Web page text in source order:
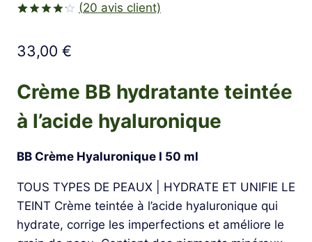
5 basé
sur
client
(20 avis client)
33,00 €
Crème BB hydratante teintée
à l’acide hyaluronique
BB Crème Hyaluronique I 50 ml
TOUS TYPES DE PEAUX | HYDRATE ET UNIFIE LE
TEINT Crème teintée à l’acide hyaluronique qui
hydrate, corrige les imperfections et améliore le